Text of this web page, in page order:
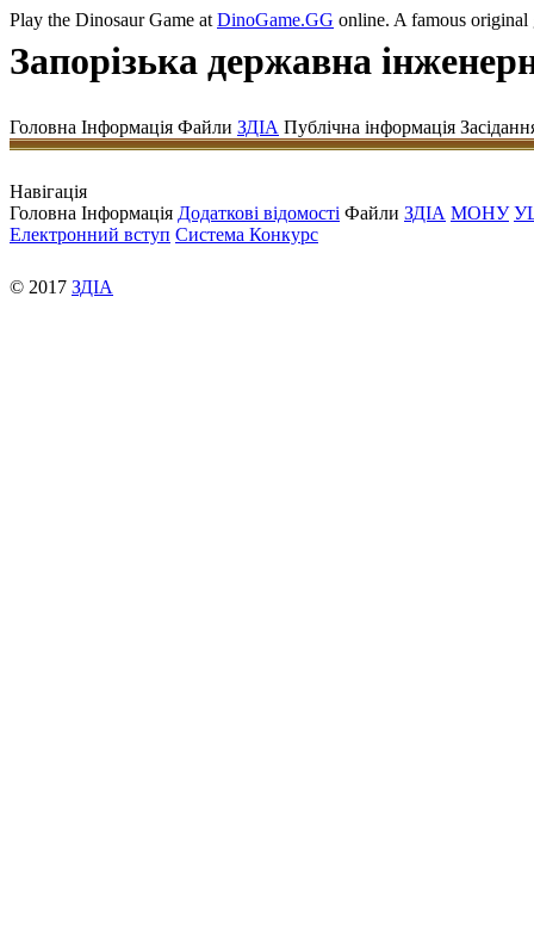
Play the Dinosaur Game at DinoGame.GG online. A famous original
Запорізька державна
Головна Інформація Файли ЗДІА Публічна інформація
Навігація
Головна Інформація Додаткові відомості Файли ЗДІА МОНУ
Електронний вступ Система Конкурс
© 2017 ЗДІА